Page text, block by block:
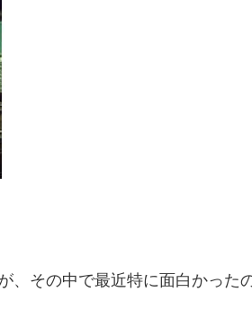
、その中で最近特に面白かった